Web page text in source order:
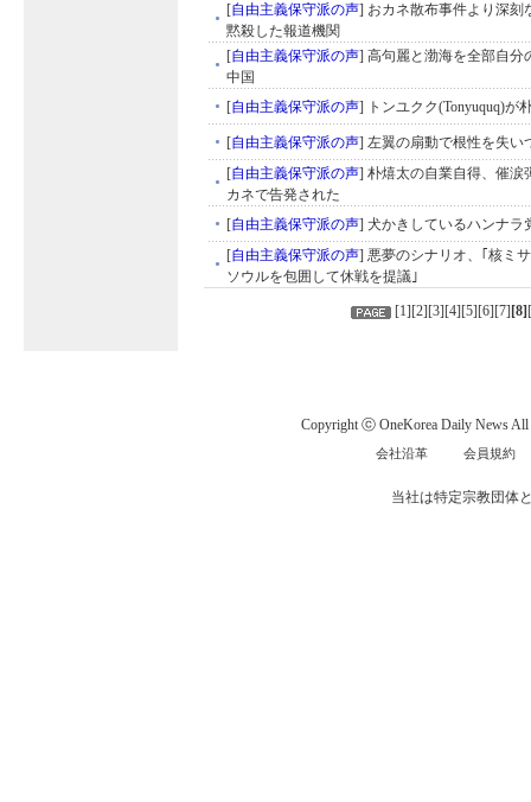
[自由主義保守派の声] おカネ散布事件より深刻
黙殺した報道機関
[自由主義保守派の声] 高句麗と渤海を全部自分
中国
[自由主義保守派の声] トンユクク(Tonyuquq)が
[自由主義保守派の声] 左翼の扇動で根性を失い
[自由主義保守派の声] 朴熺太の自業自得、催涙
カネで告発された
[自由主義保守派の声] 犬かきしているハンナラ
[自由主義保守派の声] 悪夢のシナリオ、｢核ミ
ソウルを包囲して休戦を提議｣
[1][2][3][4][5][6][7] [8] [
Copyright ⓒ OneKorea Daily News All
会社沿革 会員規約
当社は特定宗教団体